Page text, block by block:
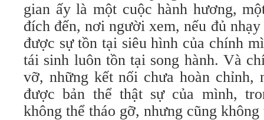
gian ấy là một cuộc hành hương,
đích đến, nơi người xem, nếu đủ
được sự tồn tại siêu hình của chính
tái sinh luôn tồn tại song hành. Và
vỡ, những kết nối chưa hoàn chỉnh,
được bản thể thật sự của mình,
không thể tháo gỡ, nhưng cũng